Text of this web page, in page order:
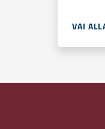
VAI